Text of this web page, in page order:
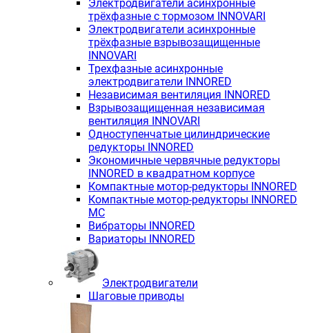
Электродвигатели асинхронные
трёхфазные с тормозом INNOVARI
Электродвигатели асинхронные
трёхфазные взрывозащищенные
INNOVARI
Трехфазные асинхронные
электродвигатели INNORED
Независимая вентиляция INNORED
Взрывозащищенная независимая
вентиляция INNOVARI
Одноступенчатые цилиндрические
редукторы INNORED
Экономичные червячные редукторы
INNORED в квадратном корпусе
Компактные мотор-редукторы INNORED
Компактные мотор-редукторы INNORED
MC
Вибраторы INNORED
Вариаторы INNORED
Электродвигатели
Шаговые приводы